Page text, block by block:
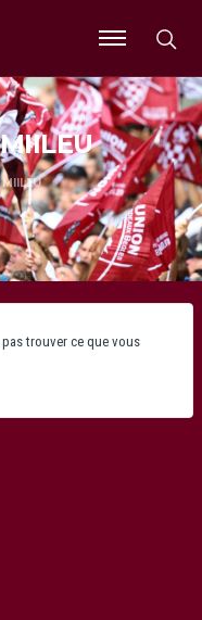
Ouvrir
le
menu
MIILEU
trouver ce que vous